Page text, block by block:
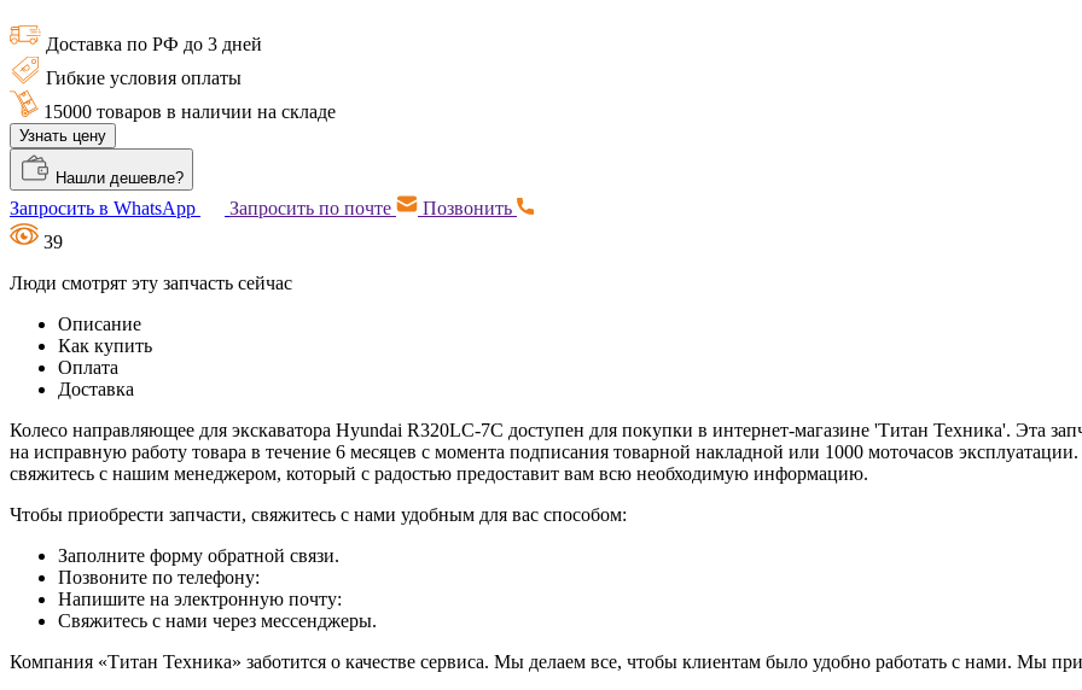
Доставка по РФ до 3 дней
Гибкие условия оплаты
15000 товаров в наличии на складе
Узнать цену
Нашли дешевле?
Запросить в WhatsApp Запросить по почте
Позвонить
39
Люди смотрят эту запчасть сейчас
Описание
Как купить
Оплата
Доставка
Колесо направляющее для экскаватора Hyundai R320LC-7C доступен для покупки в интернет-магазине 'Титан Техника'. Эта
на исправную работу товара в течение 6 месяцев с момента подписания товарной накладной или 1000 моточасов
свяжитесь с нашим менеджером, который с радостью предоставит вам всю необходимую информацию.
Чтобы приобрести запчасти, свяжитесь с нами удобным для вас способом:
Заполните форму обратной связи.
Позвоните по телефону:
Напишите на электронную почту:
Свяжитесь с нами через мессенджеры.
Компания «Титан Техника» заботится о качестве сервиса. Мы делаем все, чтобы клиентам было удобно работать с нами. Мы